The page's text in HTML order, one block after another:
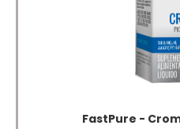
FastPure -